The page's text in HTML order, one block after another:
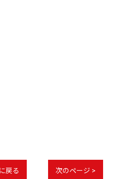
戻る 次のページ >